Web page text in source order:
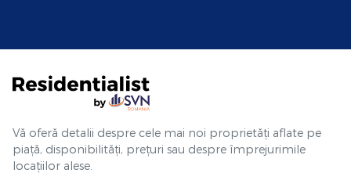
Vă oferă detalii despre cele mai noi proprietăți aflate pe
piață, disponibilități, prețuri sau despre împrejurimile
locațiilor alese.